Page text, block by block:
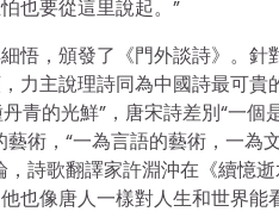
也要從這里說起。”
悟，頒發了《門外談詩》。針
力主說理詩同為中國詩最可貴
青的光鮮”，唐宋詩差別“一個
藝術，“一為言語的藝術，一為
詩歌翻譯家許淵沖在《續憶
也像唐人一樣對人生和世界能